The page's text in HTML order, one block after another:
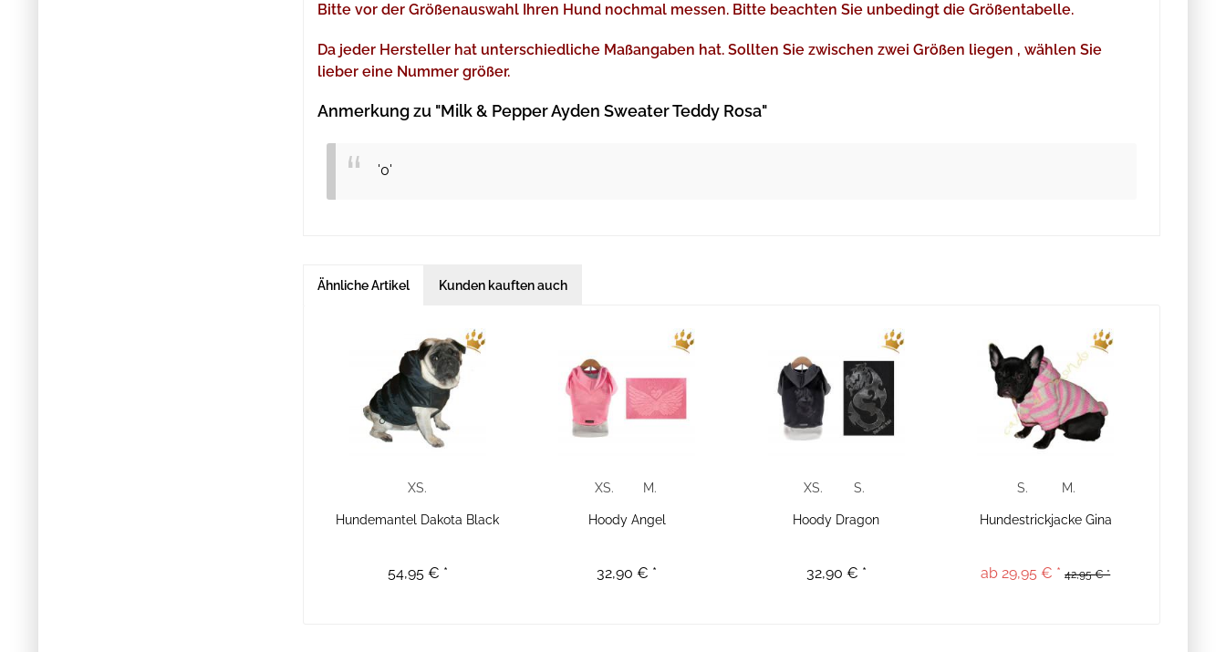
Bitte vor der Größenauswahl Ihren Hund nochmal messen. Bitte beachten Sie unbedingt die Größentabelle.
Da jeder Hersteller hat unterschiedliche Maßangaben hat. Sollten Sie zwischen zwei Größen liegen , wählen Sie
lieber eine Nummer größer.
Anmerkung zu "Milk & Pepper Ayden Sweater Teddy Rosa"
'0'
Ähnliche Artikel Kunden kauften auch
XS.
Hundemantel Dakota Black
54,95 € *
XS. M.
Hoody Angel
32,90 € *
XS. S.
Hoody Dragon
32,90 € *
S. M.
Hundestrickjacke Gina
ab 29,95 € * 42,95 € *